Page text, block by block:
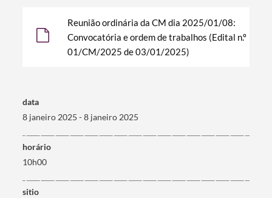
Termo de Pesquisa
Reunião ordinária da CM dia 2025/01/08:
Convocatória e ordem de trabalhos (Edital n.º
01/CM/2025 de 03/01/2025)
data
8 janeiro 2025 - 8 janeiro 2025
horário
10h00
sitio